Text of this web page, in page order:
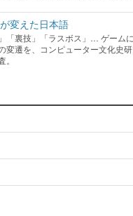
変えた日本語
「裏技」「ラスボス」… ゲーム
変遷を、コンピューター文化史